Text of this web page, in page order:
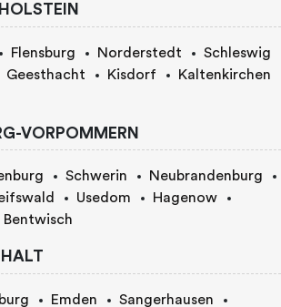
Flensburg Norderstedt
Schleswig
Geesthacht Kisdorf
Kaltenkirchen
VORPOMMERN
Schwerin
Neubrandenburg
Usedom
Hagenow
Bentwisch
Emden Sangerhausen